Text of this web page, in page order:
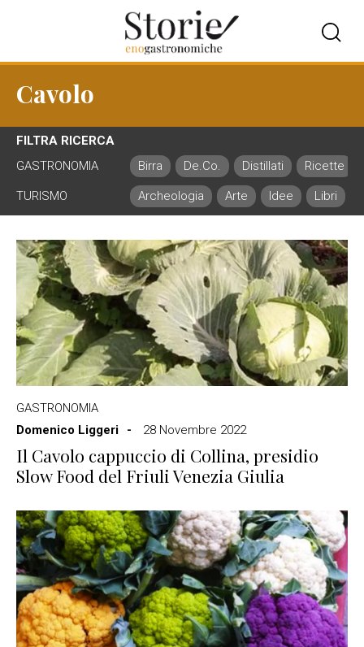
Cavolo
FILTRA RICERCA
GASTRONOMIA
Birra De.Co. Distillati Ricette
TURISMO Archeologia Arte Idee Libri
GASTRONOMIA
Domenico Liggeri
28 Novembre 2022
Il Cavolo cappuccio di Collina, presidio
Slow Food del Friuli Venezia Giulia